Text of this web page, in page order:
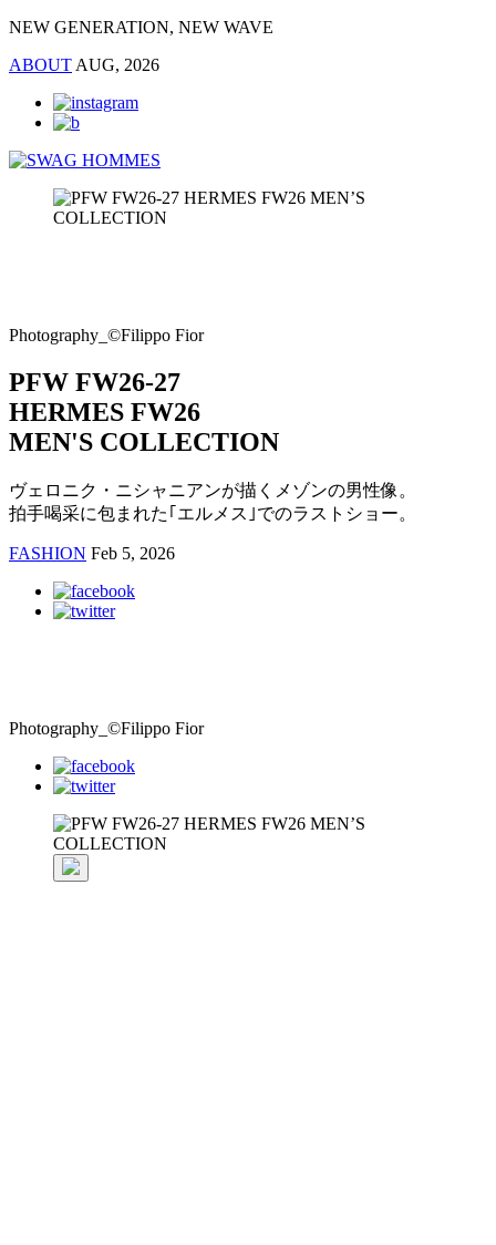
NEW GENERATION, NEW WAVE
ABOUT AUG, 2026
Photography_©Filippo Fior
PFW FW26-27
HERMES FW26
MEN'S COLLECTION
ヴェロニク・ニシャニアンが描くメゾンの男性像。
拍手喝采に包まれた｢エルメス｣でのラストショー。
FASHION Feb 5, 2026
Photography_©Filippo Fior